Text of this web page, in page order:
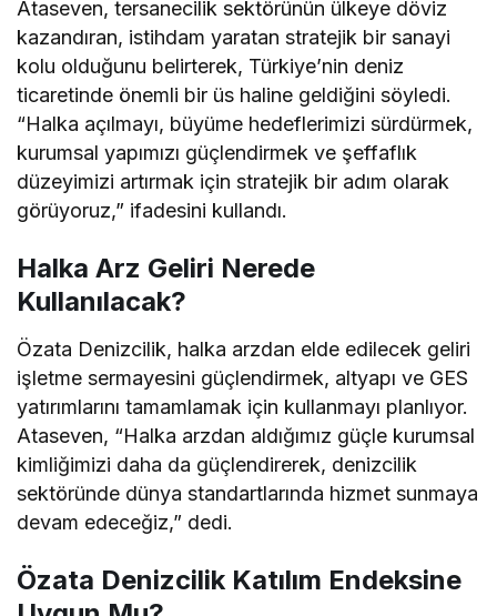
Ataseven, tersanecilik sektörünün ülkeye döviz
kazandıran, istihdam yaratan stratejik bir sanayi
kolu olduğunu belirterek, Türkiye’nin deniz
ticaretinde önemli bir üs haline geldiğini söyledi.
“Halka açılmayı, büyüme hedeflerimizi sürdürmek,
kurumsal yapımızı güçlendirmek ve şeffaflık
düzeyimizi artırmak için stratejik bir adım olarak
görüyoruz,” ifadesini kullandı.
Halka Arz Geliri Nerede
Kullanılacak?
Özata Denizcilik, halka arzdan elde edilecek geliri
işletme sermayesini güçlendirmek, altyapı ve GES
yatırımlarını tamamlamak için kullanmayı planlıyor.
Ataseven, “Halka arzdan aldığımız güçle kurumsal
kimliğimizi daha da güçlendirerek, denizcilik
sektöründe dünya standartlarında hizmet sunmaya
devam edeceğiz,” dedi.
Özata Denizcilik Katılım Endeksine